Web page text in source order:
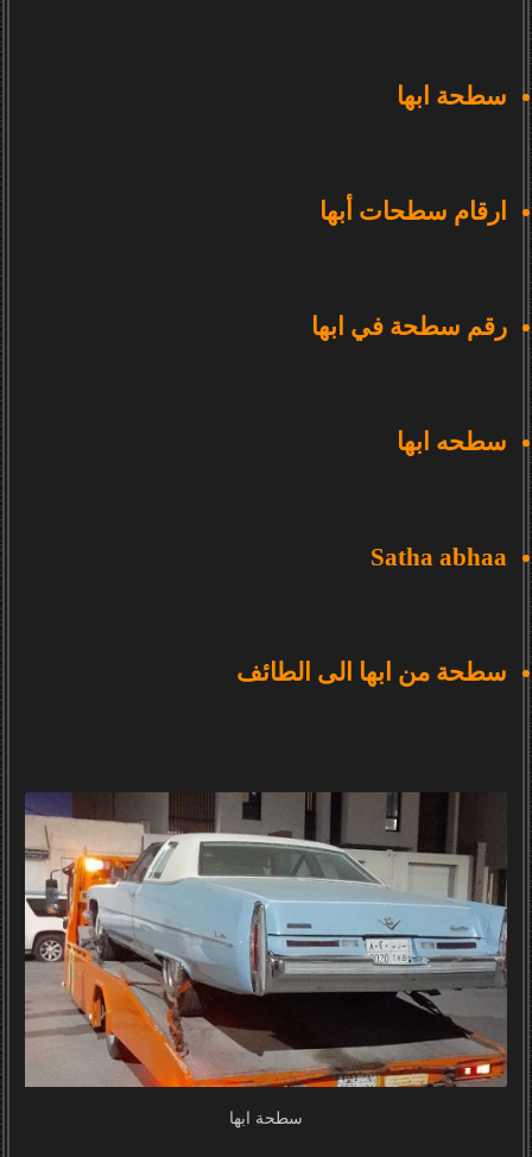
سطحة ابها
ارقام سطحات أبها
رقم سطحة في ابها
سطحه ابها
Satha abhaa
سطحة من ابها الى الطائف
سطحة ابها